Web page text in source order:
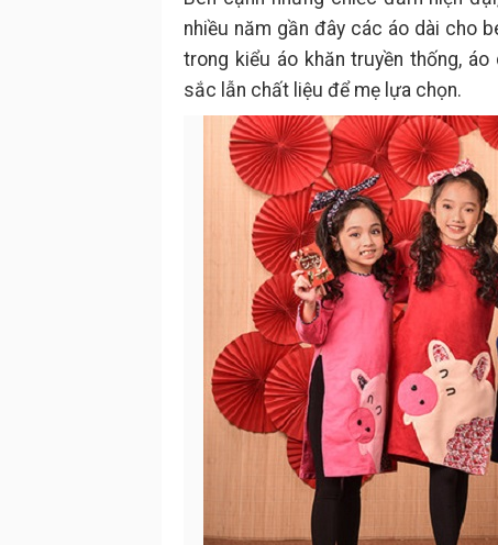
nhiều năm gần đây các áo dài cho
trong kiểu áo khăn truyền thống,
sắc lẫn chất liệu để mẹ lựa chọn.